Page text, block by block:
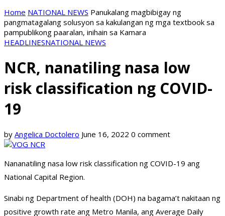
Home NATIONAL NEWS Panukalang magbibigay ng
pangmatagalang solusyon sa kakulangan ng mga textbook sa
pampublikong paaralan, inihain sa Kamara
HEADLINESNATIONAL NEWS
NCR, nanatiling nasa low
risk classification ng COVID-
19
by Angelica Doctolero June 16, 2022 0 comment
Nananatiling nasa low risk classification ng COVID-19 ang
National Capital Region.
Sinabi ng Department of health (DOH) na bagama’t nakitaan ng
positive growth rate ang Metro Manila, ang Average Daily